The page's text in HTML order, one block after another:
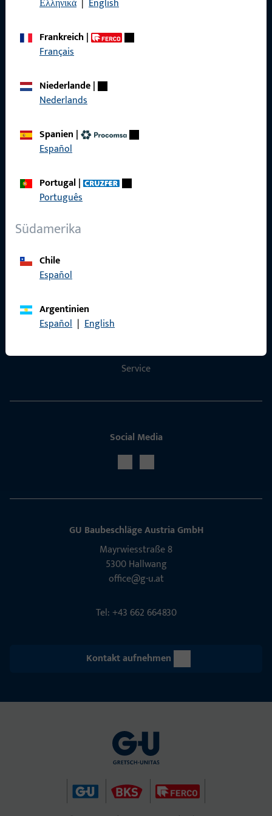
Ελληνικά | English
Frankreich|
Français
Niederlande|
Nederlands
Spanien |
Español
Portugal|
Português
Südamerika
Chile
Español
Argentinien
Español | English
Datenschutz
Schnelleinstieg
Kontakt aufnehmen
Service
Social Media
GU Baubeschläge Aus­tria GmbH
Mayrwies­straße 8
5300 Hall­wang
office@g-u.at
Tel: +43 662 664830
Kontakt aufnehmen